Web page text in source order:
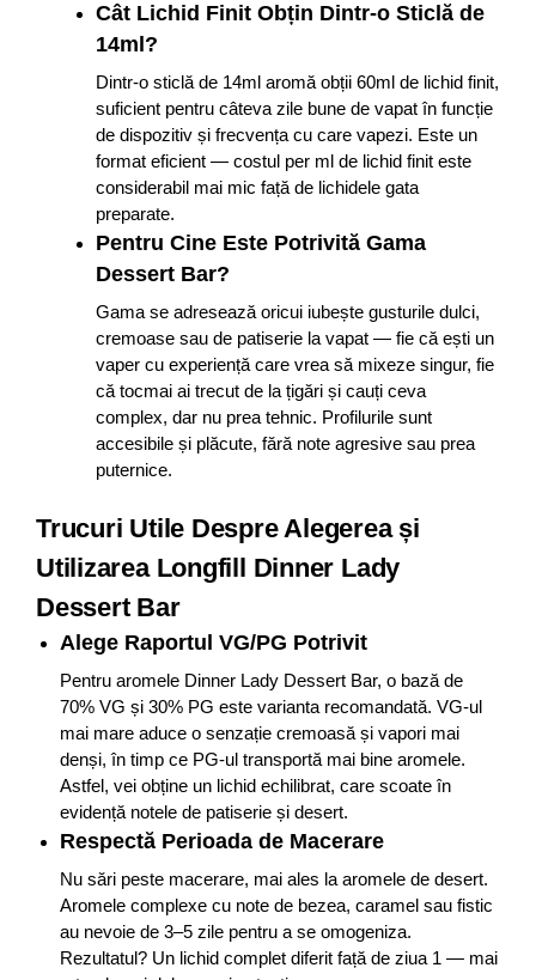
Cât Lichid Finit Obțin Dintr-o Sticlă de
14ml?
Dintr-o sticlă de 14ml aromă obții 60ml de lichid finit,
suficient pentru câteva zile bune de vapat în funcție
de dispozitiv și frecvența cu care vapezi. Este un
format eficient — costul per ml de lichid finit este
considerabil mai mic față de lichidele gata
preparate.​
Pentru Cine Este Potrivită Gama
Dessert Bar?
Gama se adresează oricui iubește gusturile dulci,
cremoase sau de patiserie la vapat — fie că ești un
vaper cu experiență care vrea să mixeze singur, fie
că tocmai ai trecut de la țigări și cauți ceva
complex, dar nu prea tehnic. Profilurile sunt
accesibile și plăcute, fără note agresive sau prea
puternice.
Trucuri Utile Despre Alegerea și
Utilizarea Longfill Dinner Lady
Dessert Bar
Alege Raportul VG/PG Potrivit
Pentru aromele Dinner Lady Dessert Bar, o bază de
70% VG și 30% PG este varianta recomandată. VG-ul
mai mare aduce o senzație cremoasă și vapori mai
denși, în timp ce PG-ul transportă mai bine aromele.
Astfel, vei obține un lichid echilibrat, care scoate în
evidență notele de patiserie și desert.
Respectă Perioada de Macerare
Nu sări peste macerare, mai ales la aromele de desert.
Aromele complexe cu note de bezea, caramel sau fistic
au nevoie de 3–5 zile pentru a se omogeniza.
Rezultatul? Un lichid complet diferit față de ziua 1 — mai